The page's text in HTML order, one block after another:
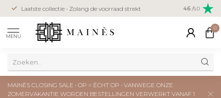
Laatste collectie • Zolang de voorraad strekt Veilig
creditcard
4.6 /5.0
MENU
0
MAINÈS CLOSING SALE • OP = ÉCHT OP • VANWEGE ONZE
ZOMERVAKANTIE WORDEN BESTELLINGEN VERWERKT VANAF 1